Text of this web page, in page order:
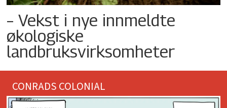
– Vekst i nye innmeldte
økologiske
landbruksvirksomheter
CONRADS COLONIAL